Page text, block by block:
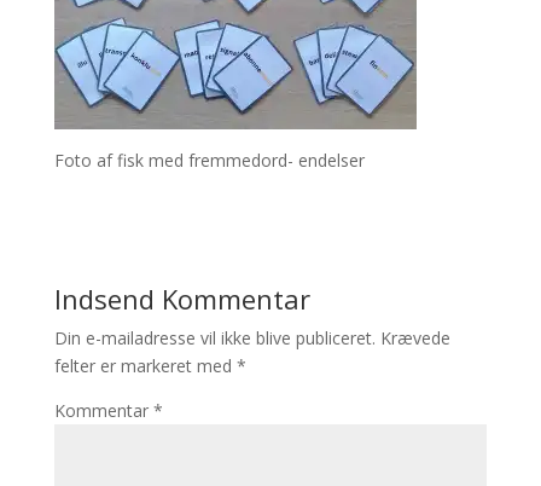
Foto af fisk med fremmedord- endelser
Indsend Kommentar
Din e-mailadresse vil ikke blive publiceret. Krævede
felter er markeret med *
Kommentar *